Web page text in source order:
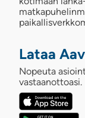
Lataa
Nopeuta
vastaanottoasi.